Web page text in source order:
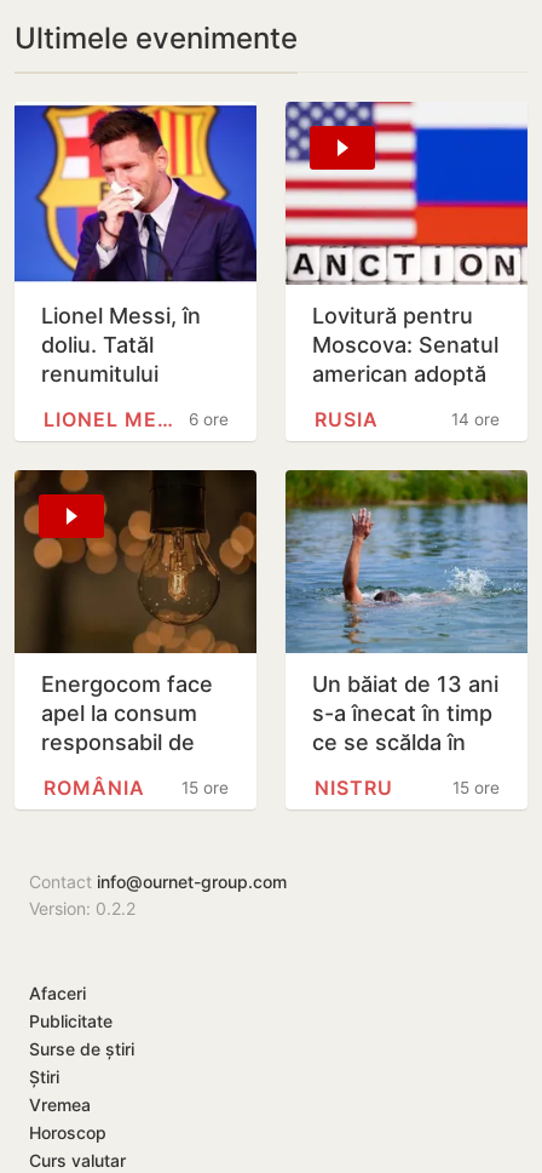
Ultimele evenimente
Lionel Messi, în
doliu. Tatăl
renumitului
decedat
6 ore
LIONEL MESSI
Lovitură pentru
Moscova: Senatul
american adoptă
împotriva Rusiei14 ore
RUSIA
Energocom face
apel la consum
responsabil de
energie în orele
de vârfe vârf
15 ore
ROMÂNIA
Un băiat de 13 ani
s-a înecat în timp
ce se scălda în
neautorizată din
15 ore
NISTRU
Contact info@ournet-group.com
Version: 0.2.2
Afaceri
Publicitate
Surse de știri
Știri
Vremea
Horoscop
Curs valutar